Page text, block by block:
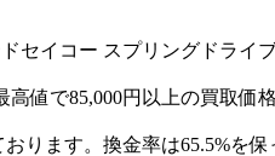
イコー スプリングドライ
値で85,000円以上の買取価
ります。換金率は65.5%を保